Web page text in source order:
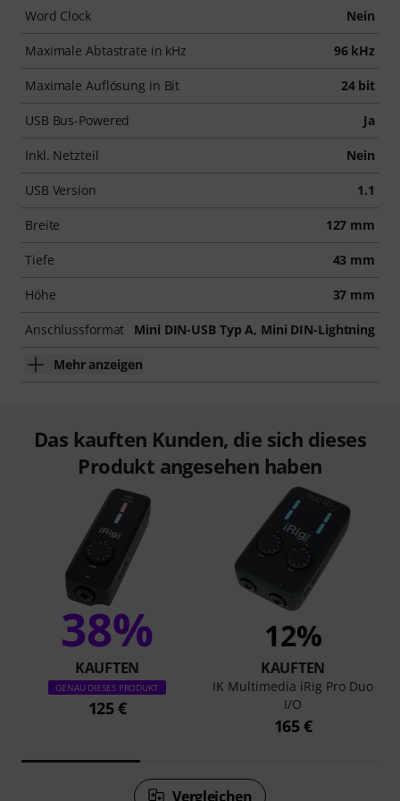
Word Clock Nein
Maximale Abtastrate in kHz 96 kHz
Maximale Auflösung in Bit 24 bit
USB Bus-Powered Ja
Inkl. Netzteil Nein
USB Version 1.1
Breite 127 mm
Tiefe 43 mm
Höhe 37 mm
Anschlussformat Mini DIN-USB Typ A, Mini DIN-Lightning
Mehr anzeigen
Das kauften Kunden, die sich dieses
Produkt angesehen haben
38%
KAUFTEN
GENAU DIESES PRODUKT
125 €
12%
KAUFTEN
IK Multimedia iRig Pro Duo
I/O
165 €
Vergleichen